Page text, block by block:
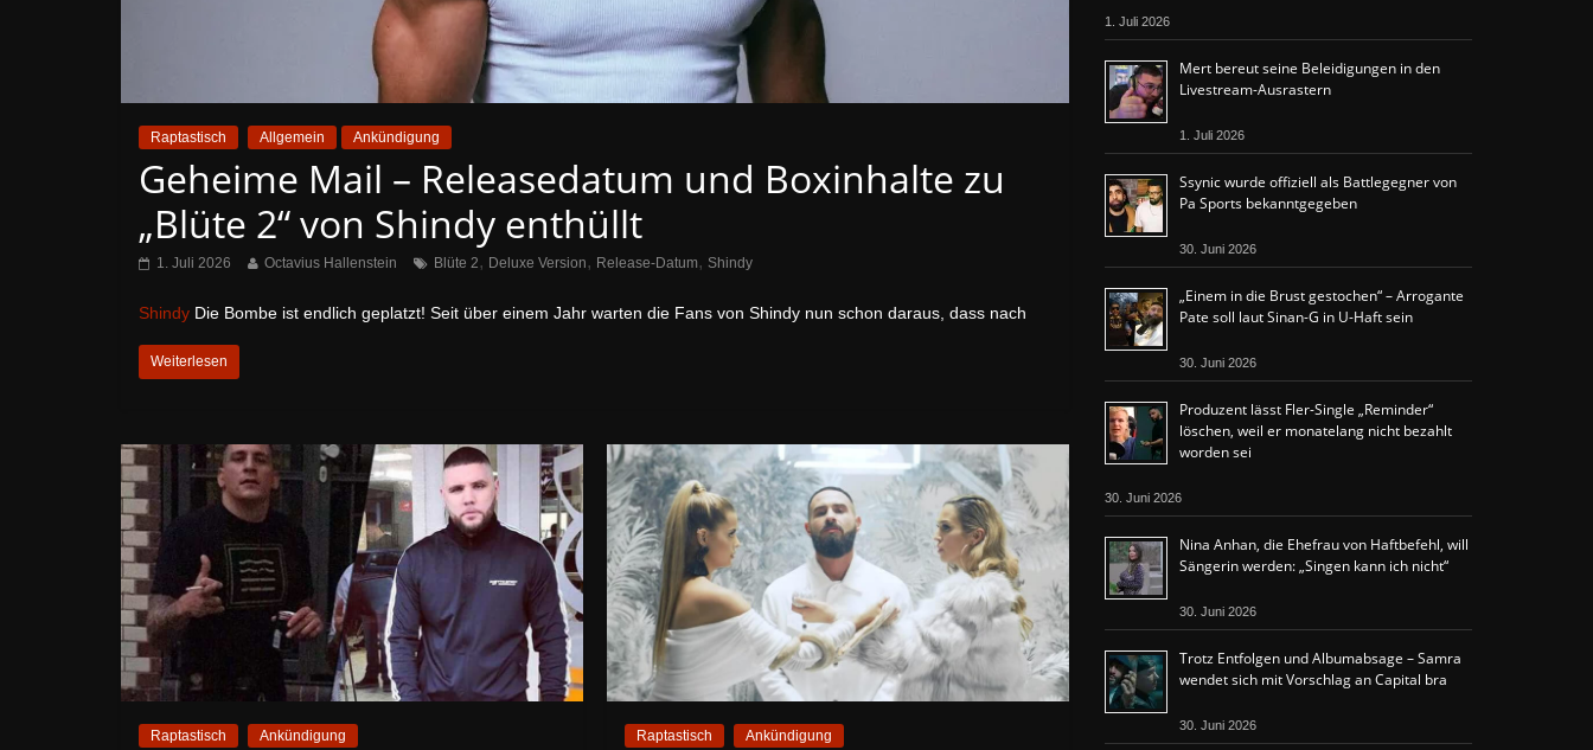
Raptastisch Allgemein Ankündigung
Geheime Mail – Releasedatum und Boxinhalte zu
„Blüte 2“ von Shindy enthüllt
1. Juli 2026 Octavius Hallenstein Blüte 2, Deluxe Version, Release-Datum, Shindy
Shindy Die Bombe ist endlich geplatzt! Seit über einem Jahr warten die Fans von Shindy nun schon daraus, dass nach
Weiterlesen
Raptastisch Ankündigung Raptastisch Ankündigung
1. Juli 2026
Mert bereut seine Beleidigungen in den
Livestream-Ausrastern
1. Juli 2026
Ssynic wurde offiziell als Battlegegner von
Pa Sports bekanntgegeben
30. Juni 2026
„Einem in die Brust gestochen“ – Arrogante
Pate soll laut Sinan-G in U-Haft sein
30. Juni 2026
Produzent lässt Fler-Single „Reminder“
löschen, weil er monatelang nicht bezahlt
worden sei
30. Juni 2026
Nina Anhan, die Ehefrau von Haftbefehl, will
Sängerin werden: „Singen kann ich nicht“
30. Juni 2026
Trotz Entfolgen und Albumabsage – Samra
wendet sich mit Vorschlag an Capital bra
30. Juni 2026